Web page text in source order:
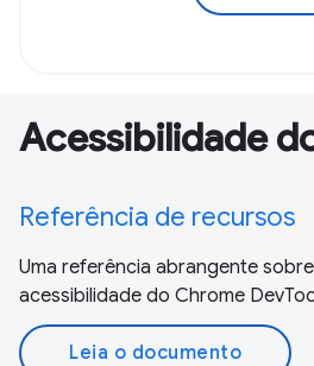
Acessibilidade
Referência de recursos
Uma referência abrangente
acessibilidade do Chrome
Leia o documento